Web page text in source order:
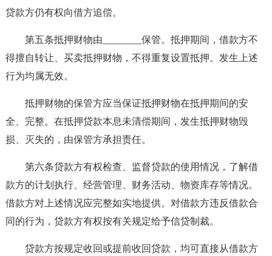
贷款方仍有权向借方追偿。
第五条抵押财物由________保管。抵押期间，借款方不
得擅自转让、买卖抵押财物，不得重复设置抵押。发生上述
行为均属无效。
抵押财物的保管方应当保证抵押财物在抵押期间的安
全、完整。在抵押贷款本息未清偿期间，发生抵押财物毁
损、灭失的，由保管方承担责任。
第六条贷款方有权检查、监督贷款的使用情况，了解借
款方的计划执行、经营管理、财务活动、物资库存等情况。
借款方对上述情况应完整如实地提供。对借款方违反借款合
同的行为，贷款方有权按有关规定给予信贷制裁。
贷款方按规定收回或提前收回贷款，均可直接从借款方